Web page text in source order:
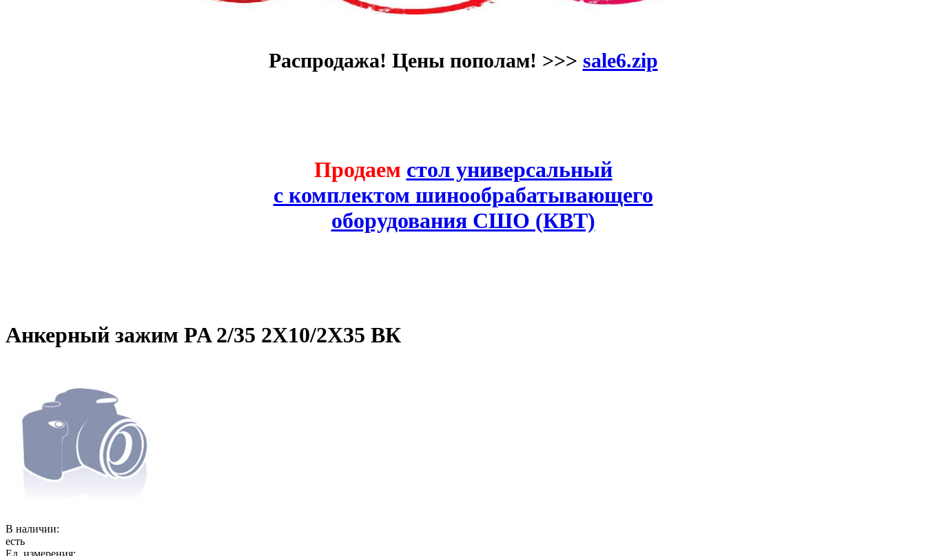
Распродажа! Цены пополам! >>> sale6.zip
Продаем стол универсальный
с комплектом шинообрабатывающего
оборудования СШО (КВТ)
Анкерный зажим PA 2/35 2Х10/2Х35 ВК
В наличии:
есть
Ед. измерения: